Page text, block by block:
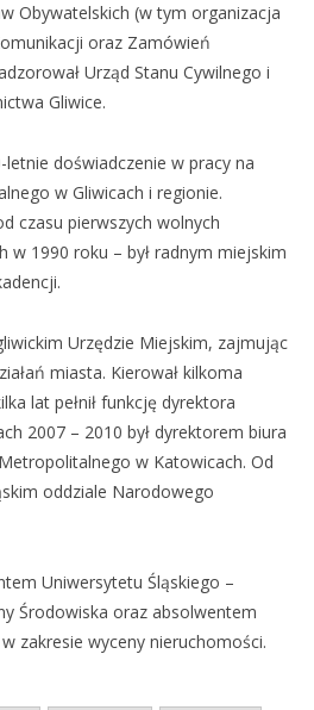
Obywatelskich (w tym organizacja
oraz Zamówień
Urząd Stanu Cywilnego i
Gliwice.
doświadczenie w pracy na
w Gliwicach i regionie.
czasu pierwszych wolnych
w 1990 roku – był radnym miejskim
Urzędzie Miejskim, zajmując
miasta. Kierował kilkoma
lat pełnił funkcję dyrektora
2007 – 2010 był dyrektorem biura
w Katowicach. Od
oddziale Narodowego
Uniwersytetu Śląskiego –
Środowiska oraz absolwentem
zakresie wyceny nieruchomości.